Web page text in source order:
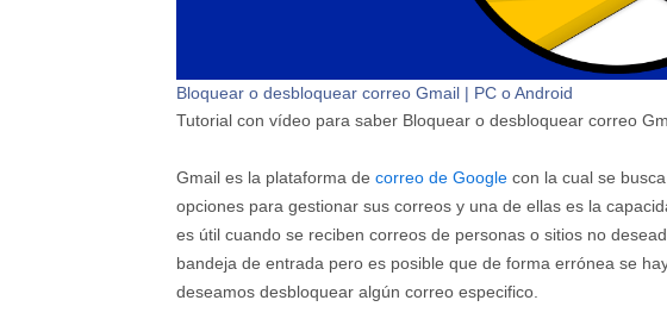
Bloquear o desbloquear correo Gmail | PC o Android
Tutorial con vídeo para saber Bloquear o desbloquear correo
Gmail es la plataforma de correo de Google con la cual se
opciones para gestionar sus correos y una de ellas es la
es útil cuando se reciben correos de personas o sitios no
bandeja de entrada pero es posible que de forma errónea se
deseamos desbloquear algún correo especifico.